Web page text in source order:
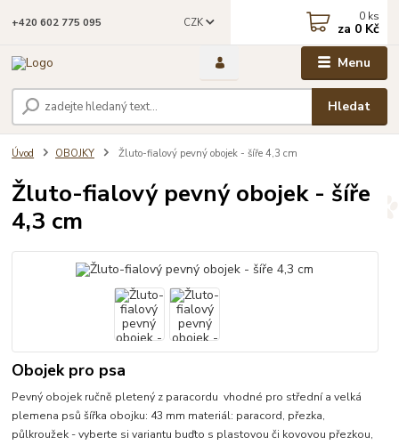
Menu
CZK
Hledat
+420 602 775 095 0 ks
za 0 Kč
Úvod OBOJKY Žluto-fialový pevný obojek - šíře 4,3 cm
Žluto-fialový pevný obojek - šíře
4,3 cm
Obojek pro psa
Pevný obojek ručně pletený z paracordu vhodné pro střední a velká
plemena psů šířka obojku: 43 mm materiál: paracord, přezka,
půlkroužek - vyberte si variantu buďto s plastovou či kovovou přezkou,